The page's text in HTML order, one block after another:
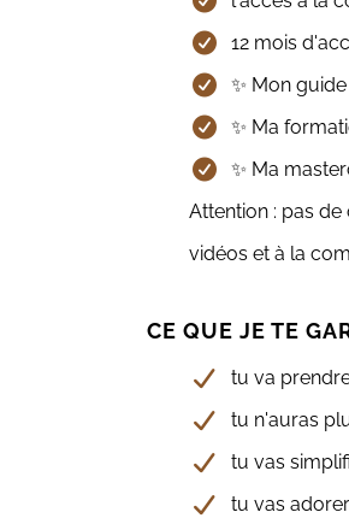
12 mois
✨ Mon
✨ Ma
✨ Ma
Attention : pas
vidéos et à la
CE QUE JE TE
tu va
tu n'auras
tu vas
tu vas